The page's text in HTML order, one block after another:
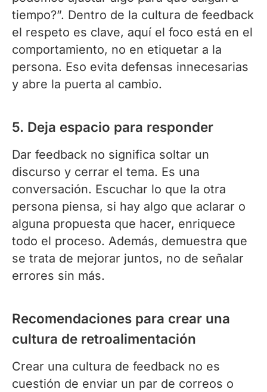
tiempo?”. Dentro de la cultura de feedback
el respeto es clave, aquí el foco está en el
comportamiento, no en etiquetar a la
persona. Eso evita defensas innecesarias
y abre la puerta al cambio.
5. Deja espacio para responder
Dar feedback no significa soltar un
discurso y cerrar el tema. Es una
conversación. Escuchar lo que la otra
persona piensa, si hay algo que aclarar o
alguna propuesta que hacer, enriquece
todo el proceso. Además, demuestra que
se trata de mejorar juntos, no de señalar
errores sin más.
Recomendaciones para crear una
cultura de retroalimentación
Crear una cultura de feedback no es
cuestión de enviar un par de correos o